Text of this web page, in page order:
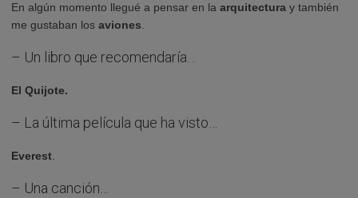
En algún momento llegué a pensar en la arquitectura y también
me gustaban los aviones.
– Un libro que recomendaría…
El Quijote.
– La última película que ha visto…
Everest.
– Una canción…